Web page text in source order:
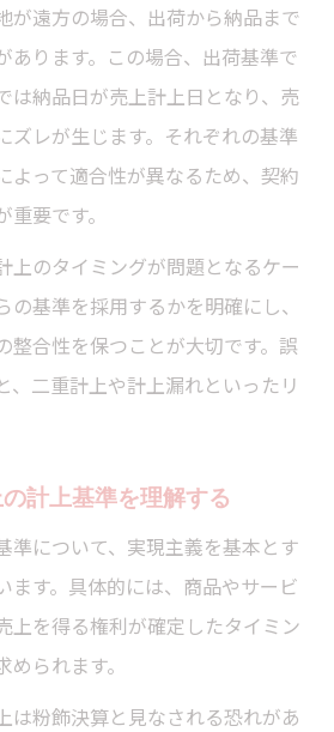
が遠方の場合、出荷から納品まで
あります。この場合、出荷基準で
は納品日が売上計上日となり、売
ズレが生じます。それぞれの基準
よって適合性が異なるため、契約
要です。
上のタイミングが問題となるケー
の基準を採用するかを明確にし、
整合性を保つことが大切です。誤
、二重計上や計上漏れといったリ
計上基準を理解する
準について、実現主義を基本とす
ます。具体的には、商品やサービ
上を得る権利が確定したタイミン
られます。
は粉飾決算と見なされる恐れがあ